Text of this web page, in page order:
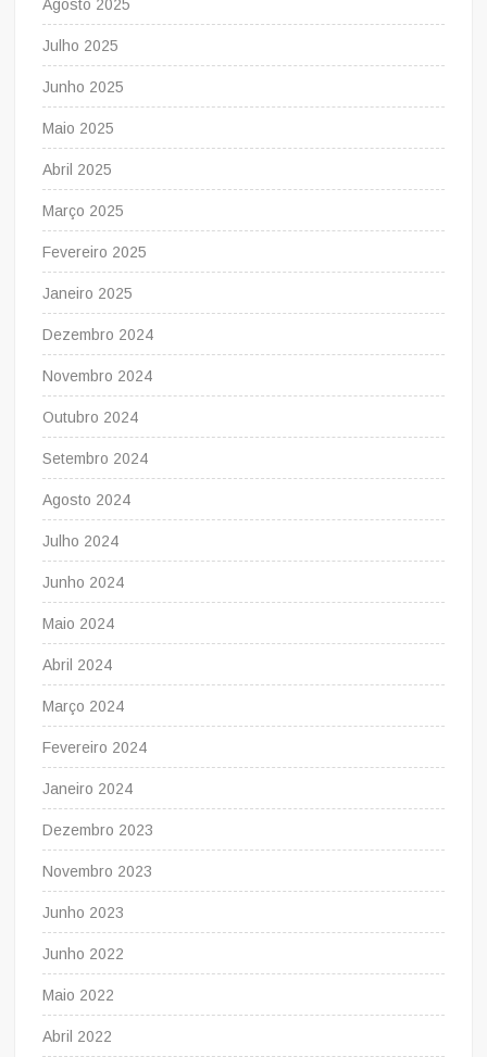
Agosto 2025
Julho 2025
Junho 2025
Maio 2025
Abril 2025
Março 2025
Fevereiro 2025
Janeiro 2025
Dezembro 2024
Novembro 2024
Outubro 2024
Setembro 2024
Agosto 2024
Julho 2024
Junho 2024
Maio 2024
Abril 2024
Março 2024
Fevereiro 2024
Janeiro 2024
Dezembro 2023
Novembro 2023
Junho 2023
Junho 2022
Maio 2022
Abril 2022